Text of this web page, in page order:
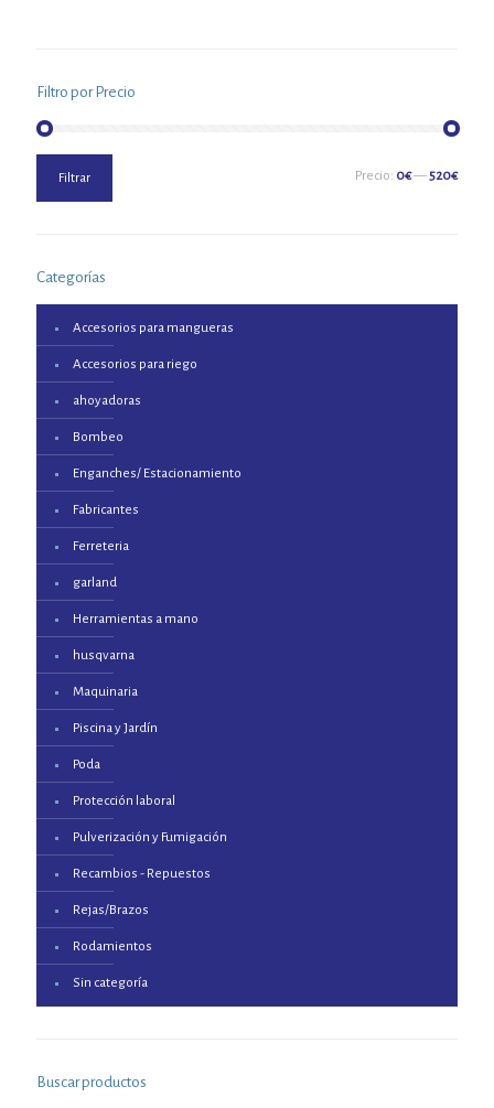
Filtro por Precio
mínimo
máximo
Filtrar Precio: 0€— 520€
Categorías
Accesorios para mangueras
Accesorios para riego
ahoyadoras
Bombeo
Enganches/ Estacionamiento
Fabricantes
Ferreteria
garland
Herramientas a mano
husqvarna
Maquinaria
Piscina y Jardín
Poda
Protección laboral
Pulverización y Fumigación
Recambios - Repuestos
Rejas/Brazos
Rodamientos
Sin categoría
Buscar productos